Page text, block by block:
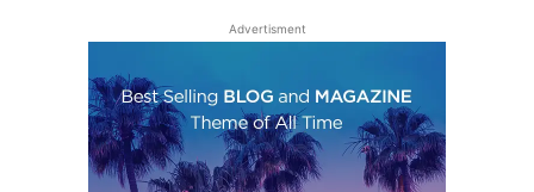
Advertisment